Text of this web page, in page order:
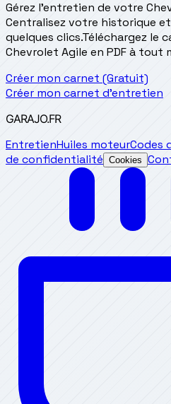
Gérez l'entretien de votre
Centralisez votre historique
quelques clics.Téléchargez le
Chevrolet Agile en PDF à tout
Créer mon carnet (Gratuit)
Créer mon carnet d'entretien
GARAJO.FR
EntretienHuiles moteurCodes
de confidentialité Cookies